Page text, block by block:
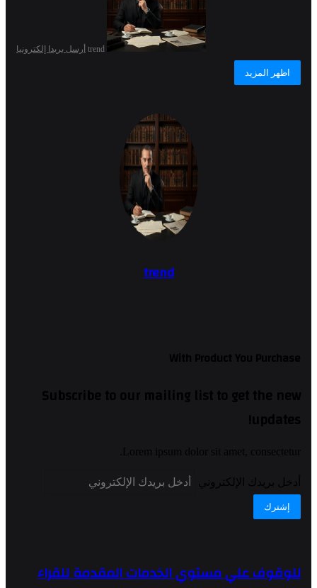
trend أرسل بريدا إلكترونيا
اظهر المزيد
trend
With Product You Purchase
Subscribe to our mailing list to get the new
updates!
Lorem ipsum dolor sit amet, consectetur.
أدخل بريدك الإلكتروني
للوقوف علي مستوي الخدمات المقدمة للقراء